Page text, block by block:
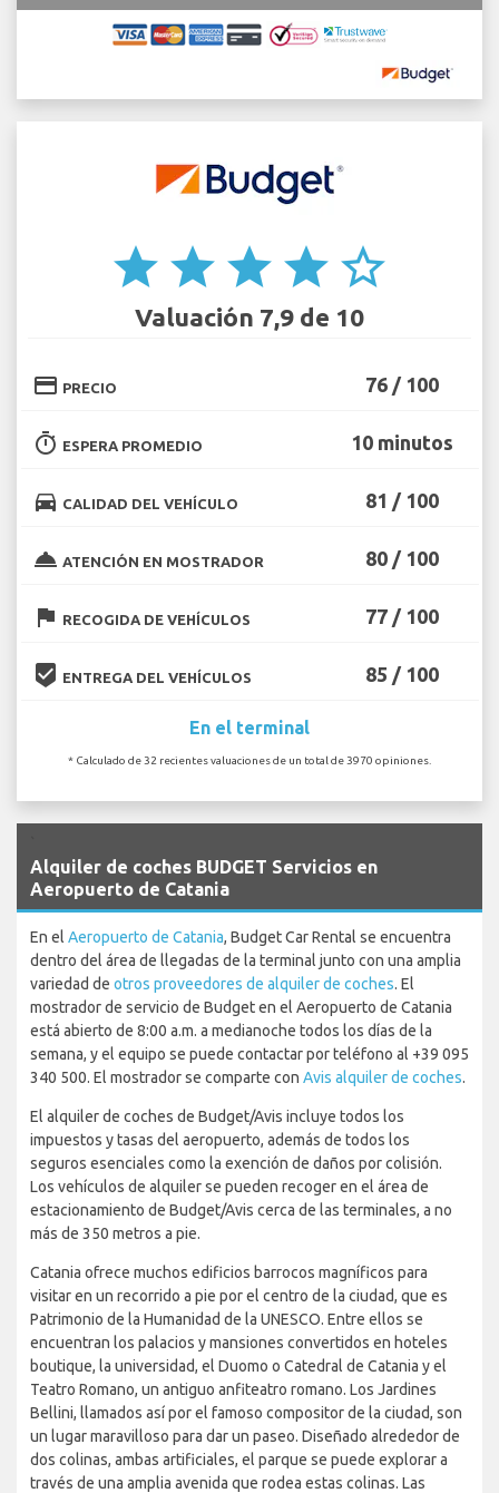
star star star star star_border
Valuación 7,9 de 10
credit_card PRECIO 76 / 100
timer ESPERA PROMEDIO 10 minutos
directions_car CALIDAD DEL VEHÍCULO 81 / 100
room_service ATENCIÓN EN MOSTRADOR 80 / 100
flag RECOGIDA DE VEHÍCULOS 77 / 100
beenhere ENTREGA DEL VEHÍCULOS 85 / 100
En el terminal
* Calculado de 32 recientes valuaciones de un total de 3970 opiniones.
Alquiler de coches BUDGET Servicios en
Aeropuerto de Catania
En el Aeropuerto de Catania, Budget Car Rental se encuentra
dentro del área de llegadas de la terminal junto con una amplia
variedad de otros proveedores de alquiler de coches. El
mostrador de servicio de Budget en el Aeropuerto de Catania
está abierto de 8:00 a.m. a medianoche todos los días de la
semana, y el equipo se puede contactar por teléfono al +39 095
340 500. El mostrador se comparte con Avis alquiler de coches.
El alquiler de coches de Budget/Avis incluye todos los
impuestos y tasas del aeropuerto, además de todos los
seguros esenciales como la exención de daños por colisión.
Los vehículos de alquiler se pueden recoger en el área de
estacionamiento de Budget/Avis cerca de las terminales, a no
más de 350 metros a pie.
Catania ofrece muchos edificios barrocos magníficos para
visitar en un recorrido a pie por el centro de la ciudad, que es
Patrimonio de la Humanidad de la UNESCO. Entre ellos se
encuentran los palacios y mansiones convertidos en hoteles
boutique, la universidad, el Duomo o Catedral de Catania y el
Teatro Romano, un antiguo anfiteatro romano. Los Jardines
Bellini, llamados así por el famoso compositor de la ciudad, son
un lugar maravilloso para dar un paseo. Diseñado alrededor de
dos colinas, ambas artificiales, el parque se puede explorar a
través de una amplia avenida que rodea estas colinas. Las